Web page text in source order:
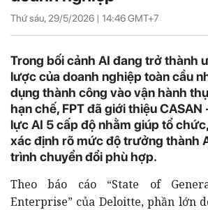
Thứ sáu, 29/5/2026 | 14:46GMT+7
Trong bối cảnh AI đang trở thành
lược của doanh nghiệp toàn cầu
dụng thành công vào vận hành
hạn chế, FPT đã giới thiệu CASAN
lực AI 5 cấp độ nhằm giúp tổ
xác định rõ mức độ trưởng thành
trình chuyển đổi phù hợp.
Theo báo cáo “State of
Enterprise” của Deloitte, phần lớn